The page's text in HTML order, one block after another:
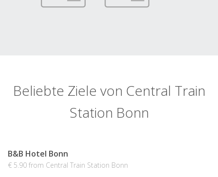
Beliebte Ziele von Central Train
Station Bonn
B&B Hotel Bonn
€ 5.90 from Central Train Station Bonn